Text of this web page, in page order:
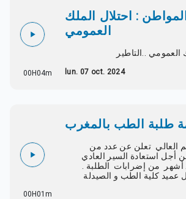
00H04m
: احتلال الملك
العمومي
lun. 07 oct. 2024
00H01m
العالي تعلن عن عدد من
أجل استعادة السير العادي
أشهر من إضرابات الطلبة .
عميد كلية الطب و الصيدلة